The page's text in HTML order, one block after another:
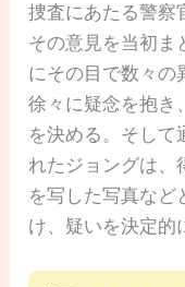
捜査にあたる警察
その意見を当初ま
にその目で数々の
徐々に疑念を抱き
を決める。そして
れたジョングは、
を写した写真など
け、疑いを決定的